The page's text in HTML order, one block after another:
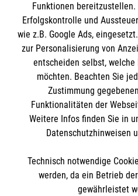
Impressum
Datenschutz
Barrierefreiheit
Kontakt
Die Malteser
Malteser in Deutschland
Malteserorden
Sharepoint
Spendenkonto
Säckingen
IBAN:
So finden Sie uns
Funktionen
Erfolgskontrolle und
wie z.B. Google Ads,
zur Personalisierung von
entscheiden selbst,
möchten. Beachten Sie
Zustimmung
Funktionalitäten der
Weitere Infos finden Sie in
Datenschutzhinweisen
Technisch notwendige
werden, da ein Betrieb
gewährleistet